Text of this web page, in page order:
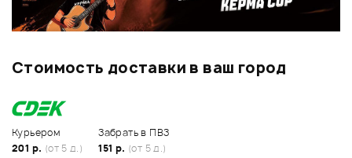
Стоимость доставки в ваш город
Курьером
201 р. (от 5 д.)
Забрать в ПВЗ
151 р. (от 5 д.)